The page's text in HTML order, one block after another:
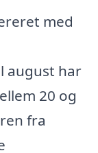
med
august har
20 og
fra